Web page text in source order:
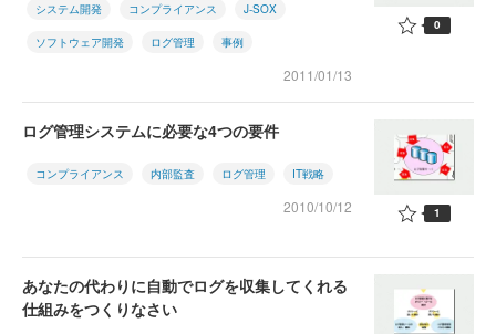
システム開発 コンプライアンス J-SOX
ソフトウェア開発 ログ管理 事例
2011/01/13
0
ログ管理システムに必要な4つの要件
コンプライアンス 内部監査 ログ管理 IT戦略
2010/10/12 1
あなたの代わりに自動でログを収集してくれる
仕組みをつくりなさい